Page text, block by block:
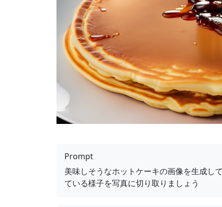
Prompt
美味しそうなホットケーキの画像を生成し
ている様子を写真に切り取りましょう